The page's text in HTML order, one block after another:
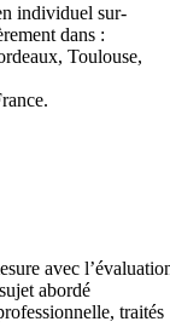
individuel sur-
dans :
Toulouse,
avec
abordé
traités